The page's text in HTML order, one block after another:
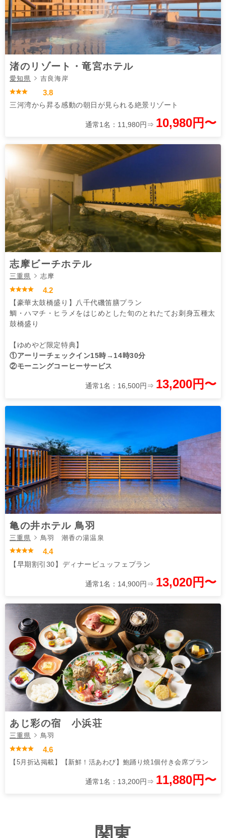
渚のリゾート・竜宮ホテル
愛知県 吉良海岸
3.8
三河湾から昇る感動の朝日が見られる絶景リゾート
通常1名：11,980円⇒ 10,980円〜
志摩ビーチホテル
三重県 志摩
4.2
【豪華太鼓橋盛り】八千代磯笛膳プラン
鯛・ハマチ・ヒラメをはじめとした旬のとれたてお刺身五種太
鼓橋盛り
【ゆめやど限定特典】
①アーリーチェックイン15時→14時30分
②モーニングコーヒーサービス
通常1名：16,500円⇒ 13,200円〜
亀の井ホテル 鳥羽
三重県 鳥羽 潮香の湯温泉
4.4
【早期割引30】ディナービュッフェプラン
通常1名：14,900円⇒ 13,020円〜
あじ彩の宿 小浜荘
三重県 鳥羽
4.6
【5月折込掲載】【新鮮！活あわび】鮑踊り焼1個付き会席プラン
通常1名：13,200円⇒ 11,880円〜